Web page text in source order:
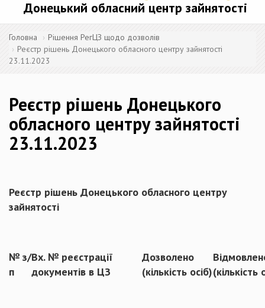
Донецький обласний центр зайнятості
Головна
Рішення РегЦЗ щодо дозволів
Реєстр рішень Донецького обласного центру зайнятості
23.11.2023
Реєстр рішень Донецького
обласного центру зайнятості
23.11.2023
Реєстр рішень Донецького обласного центру
зайнятості
№ з/
п
Вх. № реєстрації
документів в ЦЗ
Дозволено
(кількість осіб)(кількість